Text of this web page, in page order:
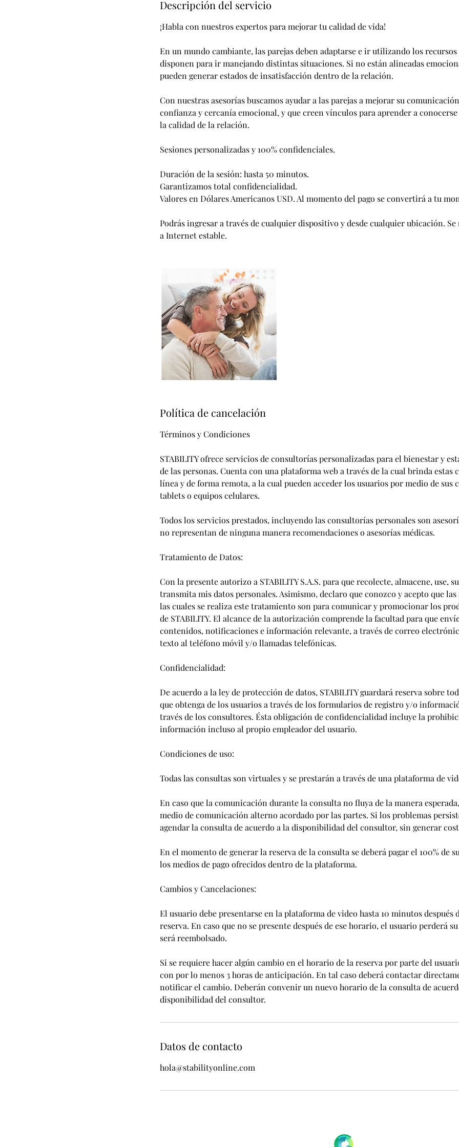
Descripción del servicio
¡Habla con nuestros expertos para mejorar tu calidad de vida!
En un mundo cambiante, las parejas deben adaptarse e ir utilizando los recursos
disponen para ir manejando distintas situaciones. Si no están alineadas
pueden generar estados de insatisfacción dentro de la relación.
Con nuestras asesorías buscamos ayudar a las parejas a mejorar su
confianza y cercanía emocional, y que creen vínculos para aprender a
la calidad de la relación.
Sesiones personalizadas y 100% confidenciales.
Duración de la sesión: hasta 50 minutos.
Garantizamos total confidencialidad.
Valores en Dólares Americanos USD. Al momento del pago se convertirá a tu
Podrás ingresar a través de cualquier dispositivo y desde cualquier ubicación.
a Internet estable.
Política de cancelación
Términos y Condiciones
STABILITY ofrece servicios de consultorías personalizadas para el bienestar y
de las personas. Cuenta con una plataforma web a través de la cual brinda estas
línea y de forma remota, a la cual pueden acceder los usuarios por medio de sus
tablets o equipos celulares.
Todos los servicios prestados, incluyendo las consultorías personales son
no representan de ninguna manera recomendaciones o asesorías médicas.
Tratamiento de Datos:
Con la presente autorizo a STABILITY S.A.S. para que recolecte, almacene, use,
transmita mis datos personales. Asimismo, declaro que conozco y acepto que
las cuales se realiza este tratamiento son para comunicar y promocionar los
de STABILITY. El alcance de la autorización comprende la facultad para que
contenidos, notificaciones e información relevante, a través de correo
texto al teléfono móvil y/o llamadas telefónicas.
Confidencialidad:
De acuerdo a la ley de protección de datos, STABILITY guardará reserva sobre
que obtenga de los usuarios a través de los formularios de registro y/o
través de los consultores. Ésta obligación de confidencialidad incluye la
información incluso al propio empleador del usuario.
Condiciones de uso:
Todas las consultas son virtuales y se prestarán a través de una plataforma de
En caso que la comunicación durante la consulta no fluya de la manera
medio de comunicación alterno acordado por las partes. Si los problemas
agendar la consulta de acuerdo a la disponibilidad del consultor, sin generar
En el momento de generar la reserva de la consulta se deberá pagar el 100% de
los medios de pago ofrecidos dentro de la plataforma.
Cambios y Cancelaciones:
El usuario debe presentarse en la plataforma de video hasta 10 minutos después
reserva. En caso que no se presente después de ese horario, el usuario perderá
será reembolsado.
Si se requiere hacer algún cambio en el horario de la reserva por parte del
con por lo menos 3 horas de anticipación. En tal caso deberá contactar
notificar el cambio. Deberán convenir un nuevo horario de la consulta de
disponibilidad del consultor.
Datos de contacto
hola@stabilityonline.com